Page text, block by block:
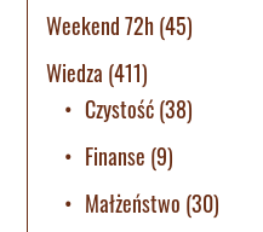
Weekend 72h(45)
Wiedza (411)
Czystość(38)
Finanse (9)
Małżeństwo (30)